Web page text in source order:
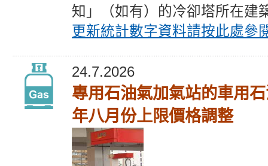
知」（如有）的冷卻塔所在建
更新統計數字資料請按此處參
24.7.2026
專用石油氣加氣站的車用
年八月份上限價格調整